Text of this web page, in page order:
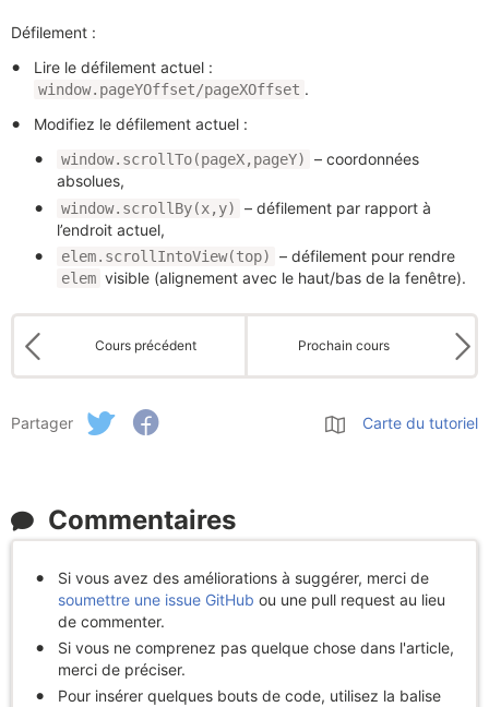
Défilement :
Lire le défilement actuel :
window.pageYOffset/pageXOffset .
Modifiez le défilement actuel :
window.scrollTo(pageX,pageY)
– coordonnées
absolues,
window.scrollBy(x,y)
– défilement par rapport à
l’endroit actuel,
elem.scrollIntoView(top) – défilement pour rendre
elem visible (alignement avec le haut/bas de la fenêtre).
Cours précédent Prochain cours
Partager Carte du tutoriel
Commentaires
Si vous avez des améliorations à suggérer, merci de
soumettre une issue GitHub ou une pull request au lieu
de commenter.
Si vous ne comprenez pas quelque chose dans l'article,
merci de préciser.
Pour insérer quelques bouts de code, utilisez la balise